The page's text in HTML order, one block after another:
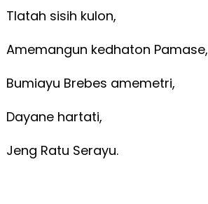
Tlatah sisih kulon,
Amemangun kedhaton Pamase,
Bumiayu Brebes amemetri,
Dayane hartati,
Jeng Ratu Serayu.